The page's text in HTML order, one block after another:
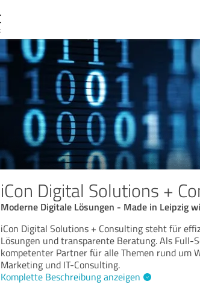
iCon Digital Solutions +
Moderne Digitale Lösungen - Made in Leipzig
iCon Digital Solutions + Consulting steht für
Lösungen und transparente Beratung. Als
kompetenter Partner für alle Themen rund um
Marketing und IT-Consulting.
Komplette Beschreibung anzeigen